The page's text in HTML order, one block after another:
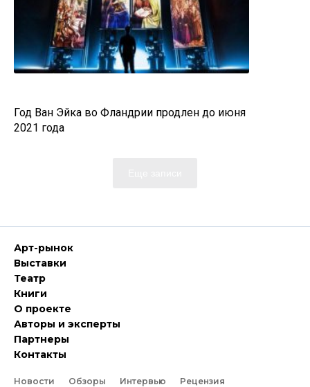
Год Ван Эйка во Фландрии продлен до июня
2021 года
Арт-рынок
Выставки
Театр
Книги
О проекте
Авторы и эксперты
Партнеры
Контакты
Новости Обзоры Интервью
Рецензия